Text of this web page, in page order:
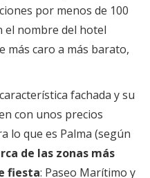
por menos de 100
el nombre del hotel
más caro a más barato,
fachada y su
con unos precios
lo que es Palma (según
de las zonas más
fiesta: Paseo Marítimo y